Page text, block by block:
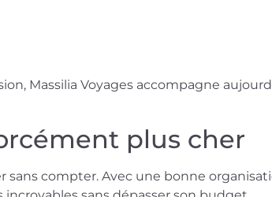
Massilia Voyages accompagne
plus cher
sans compter. Avec une bonne